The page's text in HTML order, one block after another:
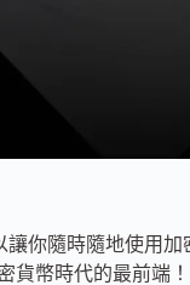
讓你隨時隨地使用
貨幣時代的最前端